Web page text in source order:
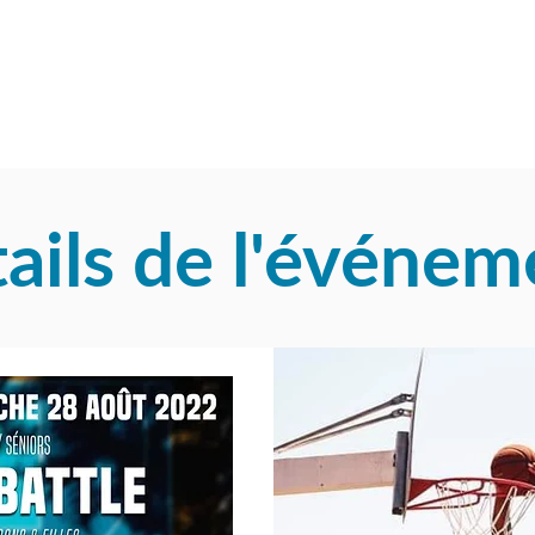
de